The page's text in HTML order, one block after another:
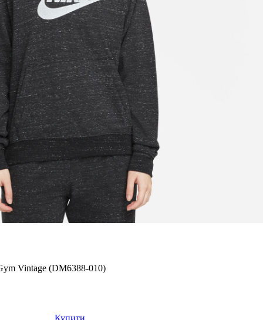
Vintage (DM6388-010)
Купити